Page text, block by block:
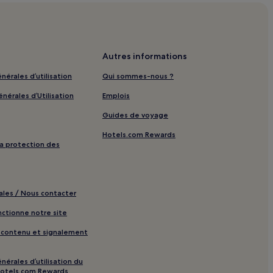
hôteliers
tout compris à proximité
5 étoiles
LGBTQIA+ friendly à proximité
hôtels à proximité
déjeuner gratuit
: Hôtels avec centre de fitness à proximité
d’utilisation
d’Utilisation
protection des
/ Nous contacter
notre site
et signalement
d’utilisation du
Rewards
Autres informations
Qui sommes-nous ?
Emplois
Guides de voyage
Hotels.com Rewards